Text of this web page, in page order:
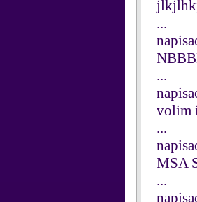
...
...
volim
...
MSA
...